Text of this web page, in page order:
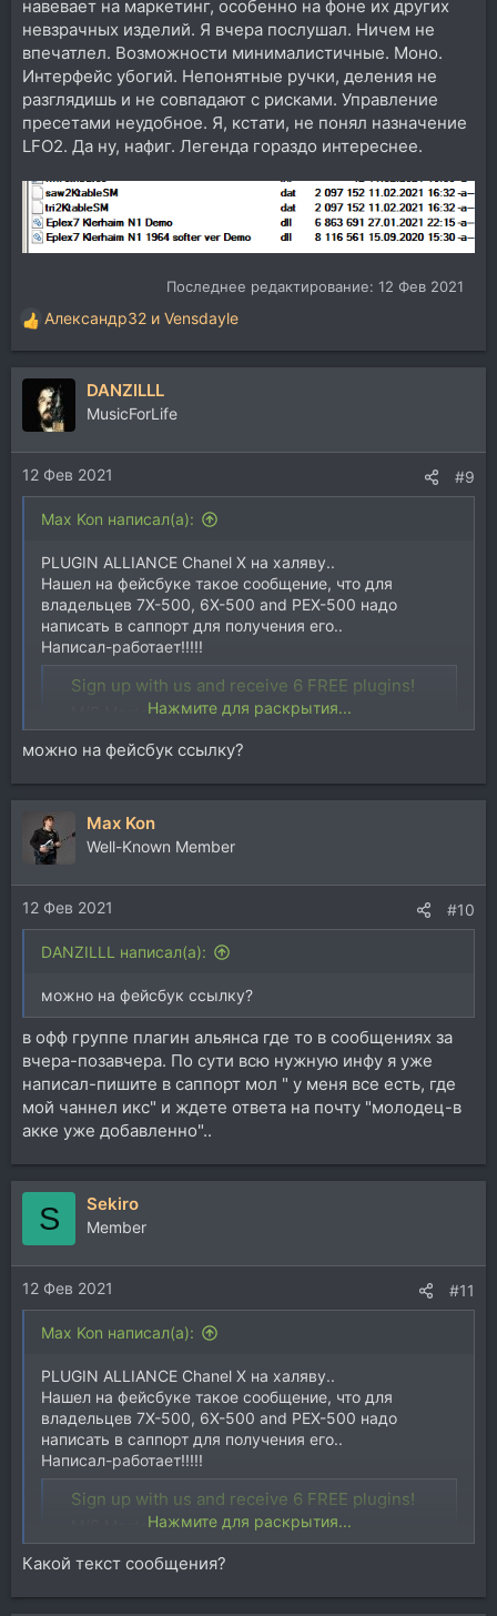
навевает на маркетинг, особенно на фоне их других
невзрачных изделий. Я вчера послушал. Ничем не
впечатлел. Возможности минималистичные. Моно.
Интерфейс убогий. Непонятные ручки, деления не
разглядишь и не совпадают с рисками. Управление
пресетами неудобное. Я, кстати, не понял назначение
LFO2. Да ну, нафиг. Легенда гораздо интереснее.
Последнее редактирование: 12 Фев 2021
Р
е
а
и
и
:
Александр32 и Vensdayle
DANZILLL
MusicForLife
12 Фев 2021 #9
Max Kon написал(а):
PLUGIN ALLIANCE Chanel Х на халяву..
Нашел на фейсбуке такое сообщение, что для
владельцев 7X-500, 6X-500 and PEX-500 надо
написать в саппорт для получения его..
Написал-работает!!!!!
Sign up with us and receive 6 FREE plugins!
M/S Mastering Tools & Audio Plugins
www.plugin-alliance.com
Нажмите для раскрытия...
можно на фейсбук ссылку?
Max Kon
Well-Known Member
12 Фев 2021 #10
DANZILLL написал(а):
можно на фейсбук ссылку?
в офф группе плагин альянса где то в сообщениях за
вчера-позавчера. По сути всю нужную инфу я уже
написал-пишите в саппорт мол " у меня все есть, где
мой чаннел икс" и ждете ответа на почту "молодец-в
акке уже добавленно"..
S Sekiro
Member
12 Фев 2021 #11
Max Kon написал(а):
PLUGIN ALLIANCE Chanel Х на халяву..
Нашел на фейсбуке такое сообщение, что для
владельцев 7X-500, 6X-500 and PEX-500 надо
написать в саппорт для получения его..
Написал-работает!!!!!
Sign up with us and receive 6 FREE plugins!
M/S Mastering Tools & Audio Plugins
www.plugin-alliance.com
Нажмите для раскрытия...
Какой текст сообщения?